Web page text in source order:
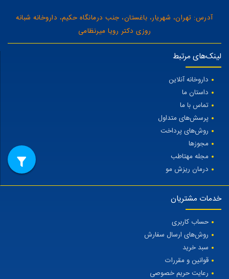
آدرس: تهران، شهریار، باغستان، جنب درمانگاه حکیم، داروخانه شبانه
روزی دکتر رویا میرنظامی
لینک‌های مرتبط
داروخانه آنلاین
داستان ما
تماس با ما
پرسش‌های متداول
روش‌های پرداخت
مجوزها
مجله مهتاطب
درمان ریزش مو
خدمات مشتریان
حساب کاربری
روش‌های ارسال سفارش
سبد خرید
قوانین و مقررات
رعایت حریم خصوصی